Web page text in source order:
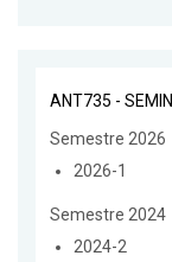
ANT735 -
Semestre 2026
2026-1
Semestre 2024
2024-2